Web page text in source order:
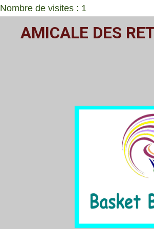
Nombre de visites : 1
Passer
AMICALE DES